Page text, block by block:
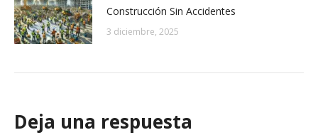
Construcción Sin Accidentes
3 diciembre, 2025
Deja una respuesta